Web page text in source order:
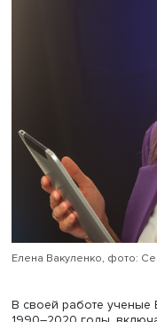
«Стоимость» детей
объективные и
экономических
растет
касающиеся
деторождение будут
откладывают